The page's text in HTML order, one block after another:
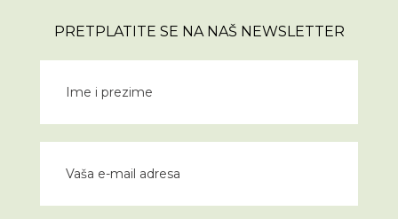
PRETPLATITE SE NA NAŠ NEWSLETTER